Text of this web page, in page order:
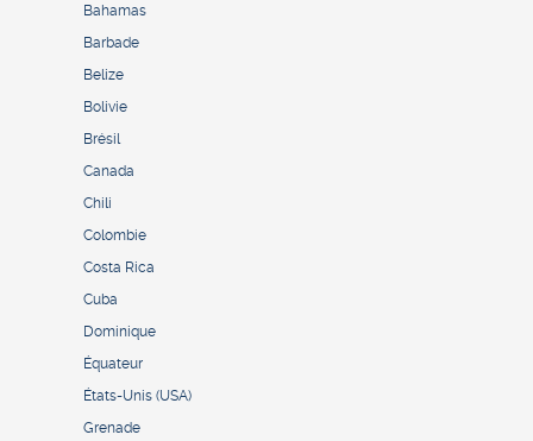
Bahamas
Barbade
Belize
Bolivie
Brésil
Canada
Chili
Colombie
Costa Rica
Cuba
Dominique
Équateur
États-Unis (USA)
Grenade